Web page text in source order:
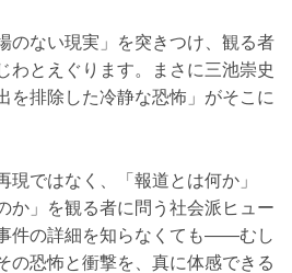
のない現実」を突きつけ、観る者
わとえぐります。まさに三池崇史
を排除した冷静な恐怖」がそこに
現ではなく、「報道とは何か」
か」を観る者に問う社会派ヒュー
件の詳細を知らなくても――むし
恐怖と衝撃を、真に体感できる